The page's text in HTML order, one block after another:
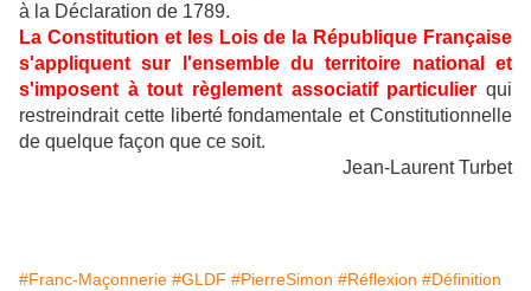
à la Déclaration de 1789.
La Constitution et les Lois de la République Française
s'appliquent sur l'ensemble du territoire national et
s'imposent à tout règlement associatif particulier qui
restreindrait cette liberté fondamentale et Constitutionnelle
de quelque façon que ce soit.
Jean-Laurent Turbet
#Franc-Maçonnerie #GLDF #PierreSimon #Réflexion #Définition